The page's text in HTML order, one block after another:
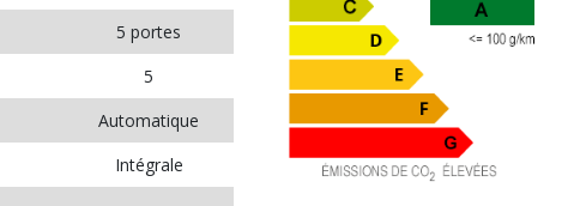
5 portes
5
Automatique
Intégrale